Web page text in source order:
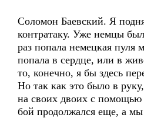
Соломон Баевский. Я
контратаку. Уже немцы
раз попала немецкая пуля
попала в сердце, или в
то, конечно, я бы здесь
Но так как это было в
на своих двоих с помощью
бой продолжался еще, а